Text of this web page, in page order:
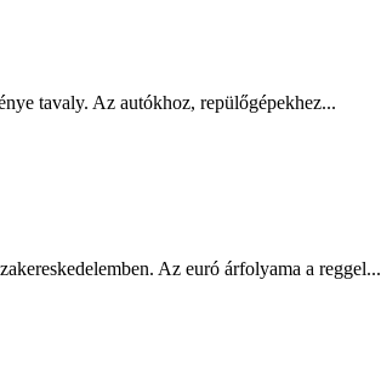
tavaly. Az autókhoz, repülőgépekhez...
Az euró árfolyama a reggel...